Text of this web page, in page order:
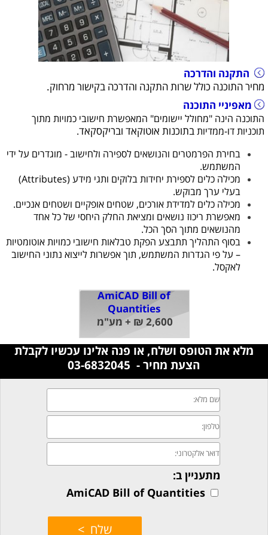
AmiCAD Bill of
Quantities
2,600 ₪ + מע"מ
מאפיניי התוכנה
התוכנה הינה "מחולל יישומים" המאפשרת חישובי כמויות מתוך
תוכניות דו-ממדיותבתוכנות אוטוקאד ובריקסקאד.
בחירת הפרמטרים והנושאים לספירה ולחישוב - מוגדרים על ידי
המשתמש.
מכילה כלים לספירת יחידות בלוקים ותגי מידע (Attributes)
בעלי ערך מבוקש.
מכילה כלים למדידת אורכים, שטחים אופקיים ושטחים אנכיים.
מאפשרת ריכוז נושאים ומציאת החלק היחסי של כל אחד
מהנושאים מתוך הסך הכל.
בסוף התהליך תתבצע הפקת טבלאות חישובי כמויות אוטומטיות
– על פי הגדרות המשתמש, תוך אפשרות לייצוא נתוני החישוב
לאקסל.
התקנה והדרכה
מחיר התוכנה כולל שרות התקנה והדרכה בקישור מרחוק.
מלא את הטופס ושלח, או פנה אלינו עכשיו לקבלת
הצעת מחיר - 03-6832045